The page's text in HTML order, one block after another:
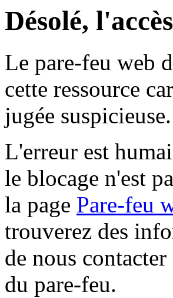
Désolé,
Le pare-feu web
cette ressource
jugée suspicieuse.
L'erreur est
le blocage n'est
la page Pare-feu
trouverez des
de nous
du pare-feu.